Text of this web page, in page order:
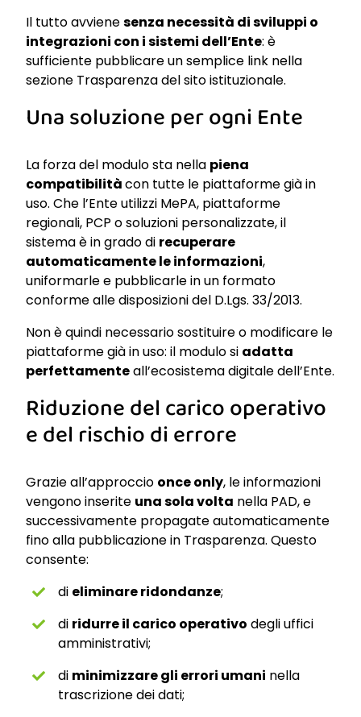
Il tutto avvienesenza necessità di sviluppi o
integrazioni con i sistemi dell’Ente: è
sufficiente pubblicare un semplice link nella
sezione Trasparenza del sito istituzionale.
Una soluzione per ogni Ente
La forza del modulo sta nella piena
compatibilitàcon tutte le piattaforme già in
uso. Che l’Ente utilizzi MePA, piattaforme
regionali, PCP o soluzioni personalizzate, il
sistema è in grado di recuperare
automaticamente le informazioni,
uniformarle e pubblicarle in un formato
conforme alle disposizioni del D.Lgs. 33/2013.
Non è quindi necessario sostituire o modificare le
piattaforme già in uso: il modulo si adatta
perfettamenteall’ecosistema digitale dell’Ente.
Riduzione del carico operativo
e del rischio di errore
Grazie all’approccio once only, le informazioni
vengono inserite una sola volta nella PAD, e
successivamente propagate automaticamente
fino alla pubblicazione in Trasparenza. Questo
consente:
di eliminare ridondanze;
di ridurre il carico operativo degli uffici
amministrativi;
di minimizzare gli errori umani nella
trascrizione dei dati;